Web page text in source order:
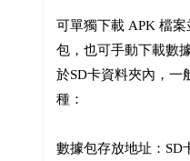
可單獨下載 APK 檔
包，也可手動下載數
於SD卡資料夾內，一
種：
數據包存放地址：SD